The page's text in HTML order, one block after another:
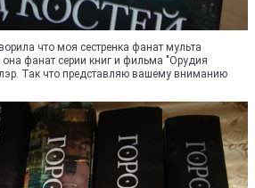
что моя сестренка фанат мульта
фанат серии книг и фильма "Орудия
Так что представляю вашему вниманию